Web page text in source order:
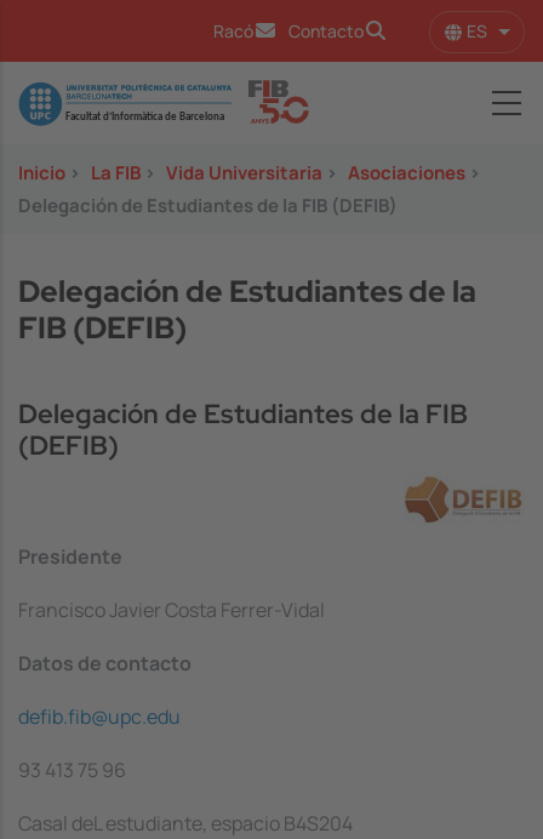
Racó Contacto ES
Image
Inicio > La FIB > Vida Universitaria > Asociaciones >
Delegación de Estudiantes de la FIB (DEFIB)
Delegación de Estudiantes de la
FIB (DEFIB)
Delegación de Estudiantes de la FIB
(DEFIB)
Presidente
Francisco Javier Costa Ferrer-Vidal
Datos de contacto
defib.fib@upc.edu
93 413 75 96
Casal deL estudiante, espacio B4S204